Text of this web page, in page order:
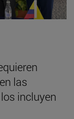
las
incluyen